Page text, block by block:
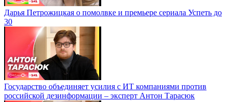
Дарья Петрожицкая о помолвке и премьере сериала Успеть до
30
Государство объединяет усилия с ИТ компаниями против
российской дезинформации – эксперт Антон Тарасюк